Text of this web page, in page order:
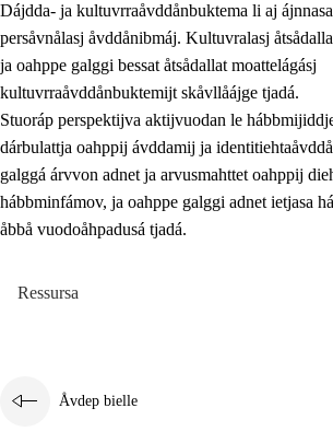
Dájdda- ja kultuvrraåvddånbuktema li aj
persåvnålasj åvddånibmáj. Kultuvralasj
ja oahppe galggi bessat åtsådallat moattelágásj
kultuvrraåvddånbuktemijt skåvllåájge tjadá.
Stuoráp perspektijva aktijvuodan le
dárbulattja oahppij ávddamij ja
galggá árvvon adnet ja arvusmahttet oahppij
hábbminfámov, ja oahppe galggi adnet ietjasa
åbbå vuodoåhpadusá tjadá.
Ressursa
Åvdep bielle